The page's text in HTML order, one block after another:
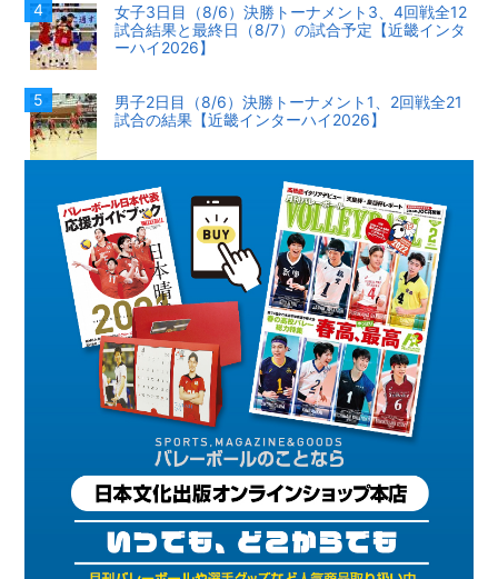
女子3日目（8/6）決勝トーナメント3、4回戦全12
試合結果と最終日（8/7）の試合予定【近畿インタ
ーハイ2026】
男子2日目（8/6）決勝トーナメント1、2回戦全21
試合の結果【近畿インターハイ2026】